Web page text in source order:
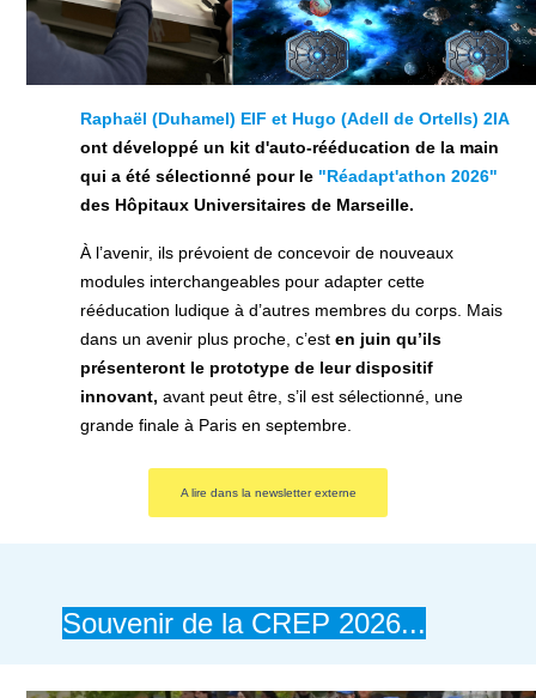
Raphaël (Duhamel) EIF et Hugo (Adell de Ortells) 2IA
ont développé un kit d'auto-rééducation de la main
qui a été sélectionné pour le "Réadapt'athon 2026"
des Hôpitaux Universitaires de Marseille.
À l’avenir, ils prévoient de concevoir de nouveaux
modules interchangeables pour adapter cette
rééducation ludique à d’autres membres du corps. Mais
dans un avenir plus proche, c’est en juin qu’ils
présenteront le prototype de leur dispositif
innovant, avant peut être, s’il est sélectionné, une
grande finale à Paris en septembre.
A lire dans la newsletter externe
Souvenir de la CREP 2026...